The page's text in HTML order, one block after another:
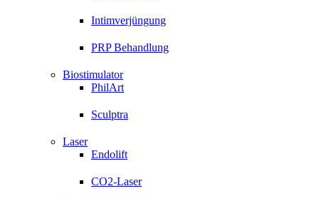
Intimverjüngung
PRP Behandlung
Biostimulator
PhilArt
Sculptra
Laser
Endolift
CO2-Laser